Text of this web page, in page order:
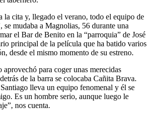
la cita y, llegado el verano, todo el equipo de
se mudaba a Magnolias, 56 durante una
el Bar de Benito en la “parroquia” de José
principal de la película que ha batido varios
desde el mismo momento de su estreno.
aprovechó para coger unas merecidas
de la barra se colocaba Cañita Brava.
lleva un equipo fenomenal y él se
Es un hombre serio, aunque luego le
nos cuenta.